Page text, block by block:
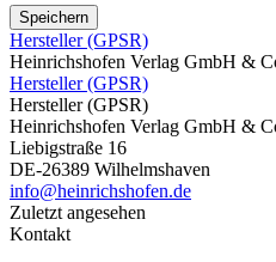
Speichern
Hersteller (GPSR)
Heinrichshofen Verlag GmbH &
Hersteller (GPSR)
Hersteller (GPSR)
Heinrichshofen Verlag GmbH &
Liebigstraße 16
DE-26389 Wilhelmshaven
info@heinrichshofen.de
Zuletzt angesehen
Kontakt